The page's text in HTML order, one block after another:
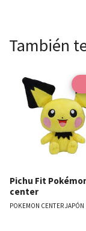
También
Pichu Fit
center
POKEMON CENTER JAPÓN